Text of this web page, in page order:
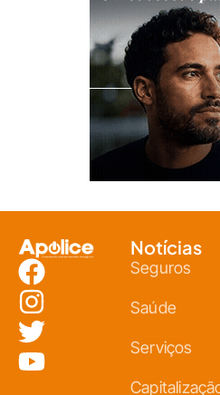
Notícias
Seguros
Saúde
Serviços